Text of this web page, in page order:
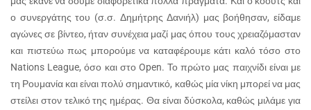
ο συνεργάτης του (σ.σ. Δημήτρης Δανιήλ) μας βοήθησαν, είδαμε
αγώνες σε βίντεο, ήταν συνέχεια μαζί μας όπου τους χρειαζόμασταν
και πιστεύω πως μπορούμε να καταφέρουμε κάτι καλό τόσο στο
Nations League, όσο και στο Open. Το πρώτο μας παιχνίδι είναι με
τη Ρουμανία και είναι πολύ σημαντικό, καθώς μία νίκη μπορεί να μας
στείλει στον τελικό της ημέρας. Θα είναι δύσκολα, καθώς μιλάμε για